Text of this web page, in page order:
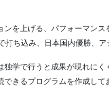
ンを上げる、パフォーマン
打ち込み、日本国内優勝、ア
独学で行うと成果が現れに
きるプログラムを作成して